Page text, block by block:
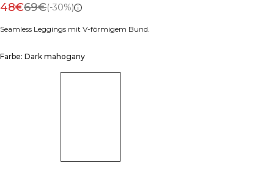
48€69€(-30%)
Seamless Leggings mit V-förmigem Bund.
Farbe: Dark mahogany